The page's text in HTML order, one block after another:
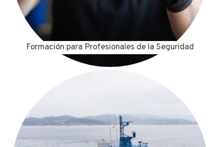
Formación para Profesionales de la Seguridad